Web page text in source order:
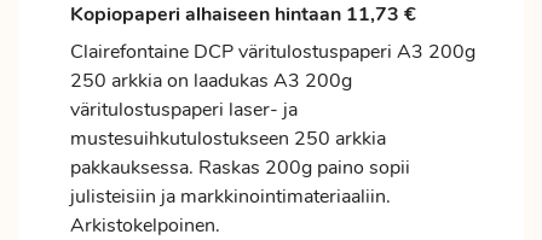
Kopiopaperi alhaiseen hintaan 11,73 €
Clairefontaine DCP väritulostuspaperi A3 200g
250 arkkia on laadukas A3 200g
väritulostuspaperi laser- ja
mustesuihkutulostukseen 250 arkkia
pakkauksessa. Raskas 200g paino sopii
julisteisiin ja markkinointimateriaaliin.
Arkistokelpoinen.